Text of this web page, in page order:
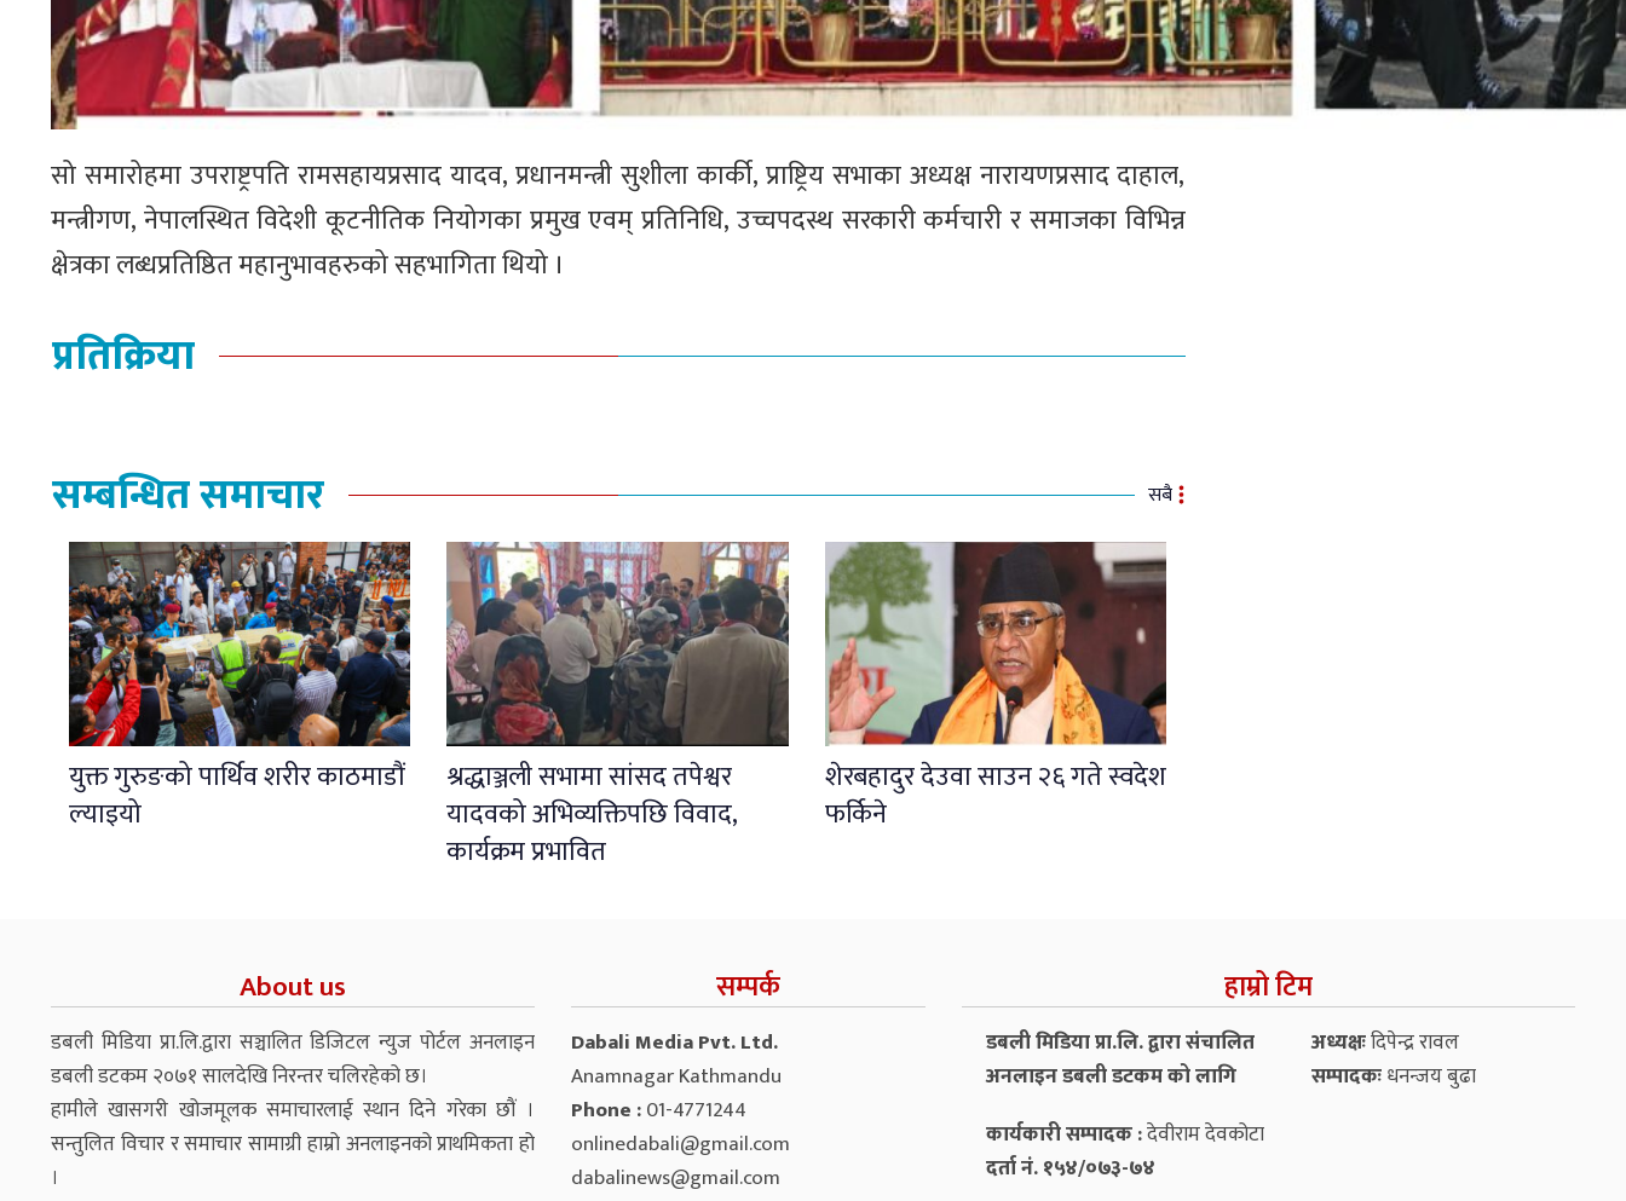
सो समारोहमा उपराष्ट्रपति रामसहायप्रसाद यादव, प्रधानमन्त्री सुशीला कार्की, प्राष्ट्रिय सभाका अध्यक्ष नारायणप्रसाद दाहाल,
मन्त्रीगण, नेपालस्थित विदेशी कूटनीतिक नियोगका प्रमुख एवम् प्रतिनिधि, उच्चपदस्थ सरकारी कर्मचारी र समाजका विभिन्न
क्षेत्रका लब्धप्रतिष्ठित महानुभावहरुको सहभागिता थियो ।
प्रतिक्रिया
सम्बन्धित समाचार सबै
युक्त गुरुङको पार्थिव शरीर काठमाडौं
ल्याइयो
श्रद्धाञ्जली सभामा सांसद तपेश्वर
यादवको अभिव्यक्तिपछि विवाद,
कार्यक्रम प्रभावित
शेरबहादुर देउवा साउन २६ गते स्वदेश
फर्किने
About us
डबली मिडिया प्रा.लि.द्वारा सञ्चालित डिजिटल न्युज पोर्टल अनलाइन
डबली डटकम २०७१ सालदेखि निरन्तर चलिरहेको छ।
हामीले खासगरी खोजमूलक समाचारलाई स्थान दिने गरेका छौं ।
सन्तुलित विचार र समाचार सामाग्री हाम्रो अनलाइनको प्राथमिकता हो
।
सम्पर्क
Dabali Media Pvt. Ltd.
Anamnagar Kathmandu
Phone :01-4771244
onlinedabali@gmail.com
dabalinews@gmail.com
हाम्रो टिम
डबली मिडिया प्रा.लि. द्वारा संचालित
अनलाइन डबली डटकम को लागि
अध्यक्षःदिपेन्द्र रावल
सम्पादकःधनन्‍जय बुढा
कार्यकारी सम्पादक :देवीराम देवकोटा
दर्ता नं. १५४/०७३-७४